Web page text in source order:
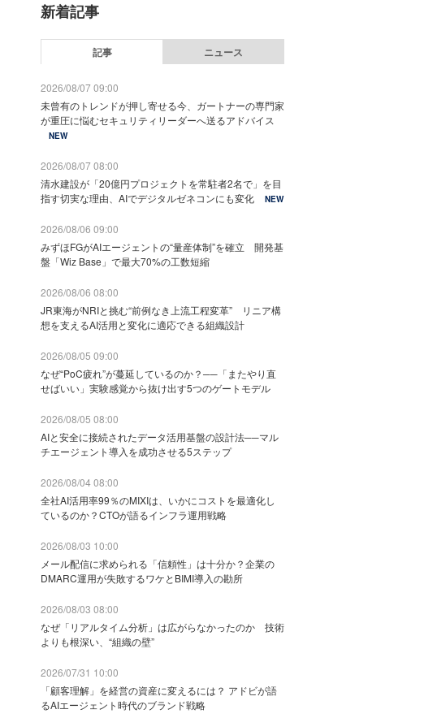
新着記事
記事 ニュース
2026/08/07 09:00
未曾有のトレンドが押し寄せる今、ガートナーの専門家
が重圧に悩むセキュリティリーダーへ送るアドバイス
NEW
2026/08/07 08:00
清水建設が「20億円プロジェクトを常駐者2名で」を目
指す切実な理由、AIでデジタルゼネコンにも変化
NEW
2026/08/06 09:00
みずほFGがAIエージェントの“量産体制”を確立 開発基
盤「Wiz Base」で最大70%の工数短縮
2026/08/06 08:00
JR東海がNRIと挑む“前例なき上流工程変革” リニア構
想を支えるAI活用と変化に適応できる組織設計
2026/08/05 09:00
なぜ“PoC疲れ”が蔓延しているのか？──「またやり直
せばいい」実験感覚から抜け出す5つのゲートモデル
2026/08/05 08:00
AIと安全に接続されたデータ活用基盤の設計法──マル
チエージェント導入を成功させる5ステップ
2026/08/04 08:00
全社AI活用率99％のMIXIは、いかにコストを最適化し
ているのか？CTOが語るインフラ運用戦略
2026/08/03 10:00
メール配信に求められる「信頼性」は十分か？企業の
DMARC運用が失敗するワケとBIMI導入の勘所
2026/08/03 08:00
なぜ「リアルタイム分析」は広がらなかったのか 技術
よりも根深い、“組織の壁”
2026/07/31 10:00
「顧客理解」を経営の資産に変えるには？ アドビが語
るAIエージェント時代のブランド戦略